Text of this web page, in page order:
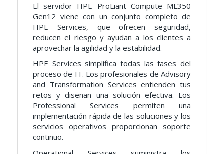
El servidor HPE ProLiant Compute ML350
Gen12 viene con un conjunto completo de
HPE Services, que ofrecen seguridad,
reducen el riesgo y ayudan a los clientes a
aprovechar la agilidad y la estabilidad.
HPE Services simplifica todas las fases del
proceso de IT. Los profesionales de Advisory
and Transformation Services entienden tus
retos y diseñan una solución efectiva. Los
Professional Services permiten una
implementación rápida de las soluciones y los
servicios operativos proporcionan soporte
continuo.